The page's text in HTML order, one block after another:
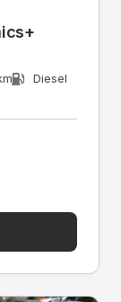
Diesel